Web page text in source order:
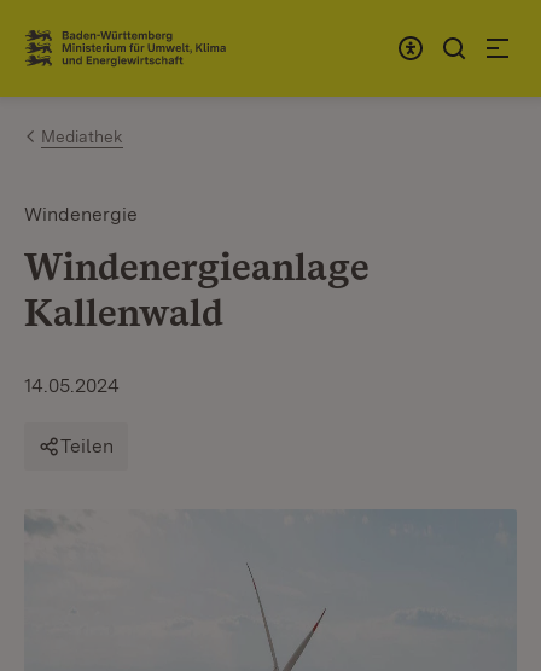
Zum Inhalt springen
Link zur Startseite
Mediathek
Windenergie
Windenergieanlage
Kallenwald
14.05.2024
Teilen